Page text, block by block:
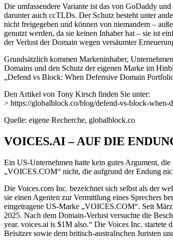
Die umfassendere Variante ist das von GoDaddy
darunter auch ccTLDs. Der Schutz besteht unter
nicht freigegeben und können von niemandem –
genutzt werden, da sie keinen Inhaber hat – sie ist
der Verlust der Domain wegen versäumter
Grundsätzlich kommen Markeninhaber,
Domains und den Schutz der eigenen Marke im
„Defend vs Block: When Defensive Domain
Den Artikel von Tony Kirsch finden Sie unter:
> https://globalblock.co/blog/defend-vs-block-when-
Quelle: eigene Recherche, globalblock.co
VOICES.AI – AUF DIE
Ein US-Unternehmen hatte kein gutes Argument,
„VOICES.COM“ nicht, die aufgrund der Endung
Die Voices.com Inc. bezeichnet sich selbst als der
sie einen Agenten zur Vermittlung eines Sprechers
eingetragene US-Marke „VOICES.COM“. Seit
2025. Nach dem Domain-Verlust versuchte die
year. voices.ai is $1M also.“ Die Voices Inc.
Beisitzer sowie dem britisch-australischen Juristen